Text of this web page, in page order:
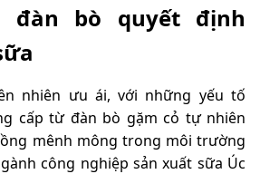
đàn bò quyết định
nhiên ưu ái, với những yếu tố
cấp từ đàn bò gặm cỏ tự nhiên
mênh mông trong môi trường
công nghiệp sản xuất sữa Úc